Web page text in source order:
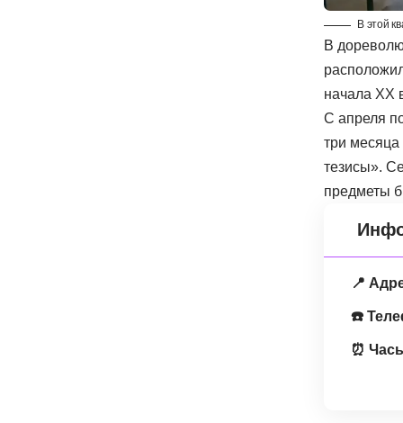
В этой
В
начала XX
С апреля
три
тезисы».
предметы
📍
☎️
⏰